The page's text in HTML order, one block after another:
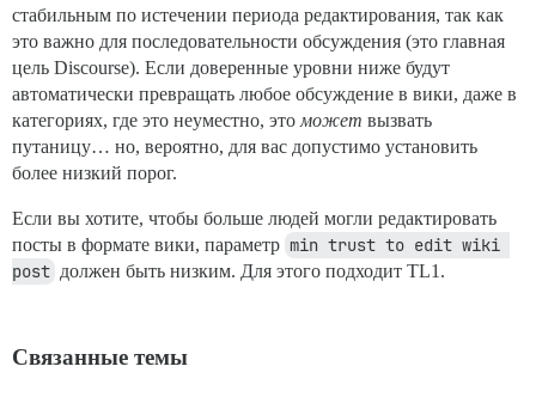
стабильным по истечении периода редактирования, так как
это важно для последовательности обсуждения (это главная
цель Discourse). Если доверенные уровни ниже будут
автоматически превращать любое обсуждение в вики, даже в
категориях, где это неуместно, это может вызвать
путаницу… но, вероятно, для вас допустимо установить
более низкий порог.
Если вы хотите, чтобы больше людей могли редактировать
посты в формате вики, параметр min trust to edit wiki
post должен быть низким. Для этого подходит TL1.
Связанные темы